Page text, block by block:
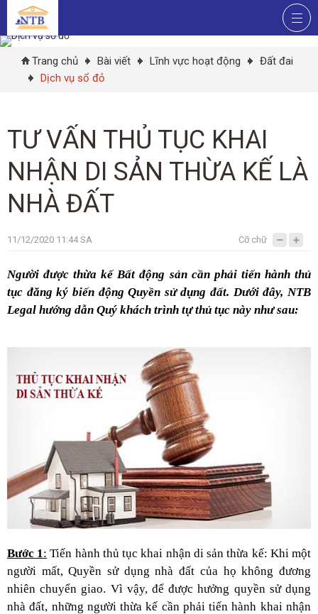
Trang chủ Bài viết Lĩnh vực hoạt động
Đất đai
Dịch vụ sổ đỏ
TƯ VẤN THỦ TỤC KHAI
NHẬN DI SẢN THỪA KẾ LÀ
NHÀ ĐẤT
11/12/2020 11:44 SA Cỡ chữ
Người được thừa kế Bất động sản cần phải tiến hành thủ
tục đăng ký biến động Quyền sử dụng đất. Dưới đây, NTB
Legal hướng dẫn Quý khách trình tự thủ tục này như sau:
Bước 1: Tiến hành thủ tục khai nhận di sản thừa kế: Khi một
người mất, Quyền sử dụng nhà đất của họ không đương
nhiên chuyển giao. Vì vậy, để được hưởng quyền sử dụng
nhà đất, những người thừa kế cần phải tiến hành khai nhận